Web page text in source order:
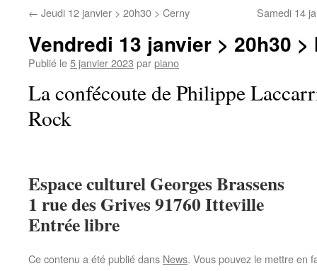
← Jeudi 12 janvier > 20h30 > Cerny Samedi 14
Vendredi 13 janvier > 20h30
Publié le5 janvier 2023 parpiano
La confécoute de Philippe
Rock
Espace culturel Georges Brassens
1 rue des Grives 91760 Itteville
Entrée libre
Ce contenu a été publié dans News. Vous pouvez le mettre en